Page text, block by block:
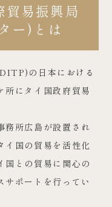
貿易振興局
ー)とは
の日本における
所にタイ国政府貿易
務所広島が設置され
イ国の貿易を活性化
国との貿易に関心の
サポートを行ってい